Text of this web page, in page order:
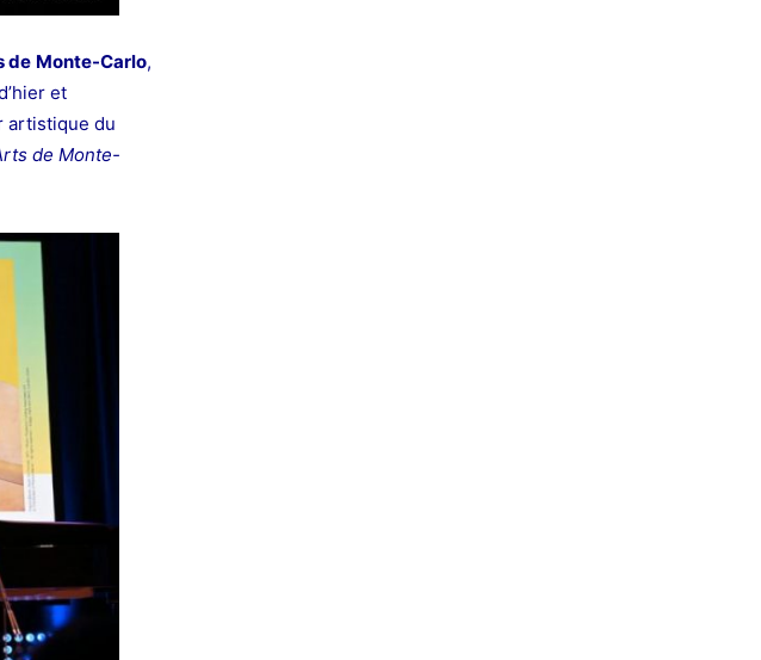
de Monte-Carlo,
et
artistique du
de Monte-